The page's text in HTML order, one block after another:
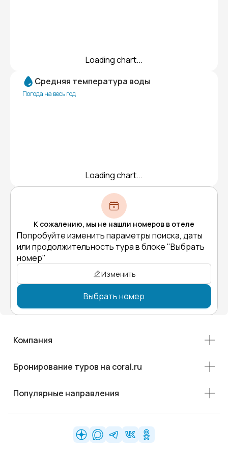
Loading chart...
Средняя температура воды
Погода на весь год
Loading chart...
К сожалению, мы не нашли номеров в отеле
Попробуйте изменить параметры поиска, даты
или продолжительность тура в блоке "Выбрать
номер"
Изменить
Выбрать номер
Компания
Бронирование туров на coral.ru
Популярные направления